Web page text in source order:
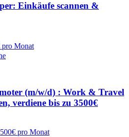
Einkäufe scannen &
pro Monat
(m/w/d) : Work & Travel
verdiene bis zu 3500€
pro Monat